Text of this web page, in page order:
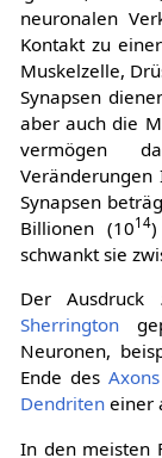
neuronalen
Kontakt zu
Muskelzelle,
Synapsen
aber auch die
vermögen
Veränderungen
Synapsen
Billionen (1014)
schwankt sie
Der Ausdruck
Sherrington
Neuronen,
Ende des Axons
Dendriteneiner
In den meisten